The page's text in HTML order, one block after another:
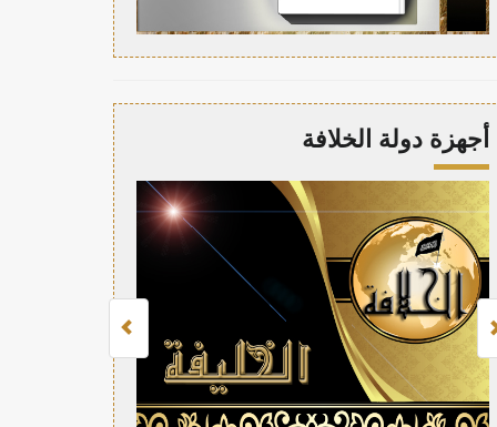
أجهزة دولة الخلافة